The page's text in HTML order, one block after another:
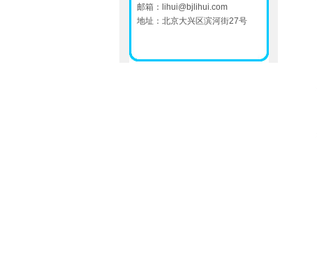
邮箱： lihui@bjlihui.com
地址：北京大兴区滨河街27号